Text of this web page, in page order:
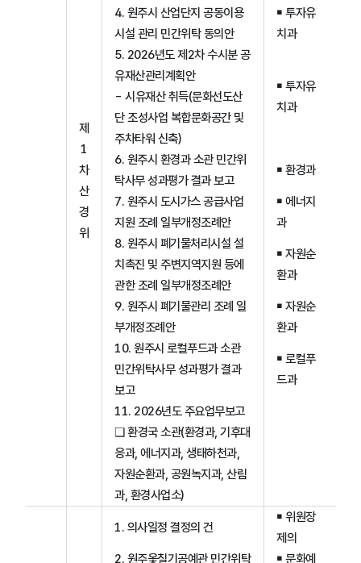
제
1
차
산
경
위
4. 원주시 산업단지 공동이용
시설 관리 민간위탁 동의안
￭ 투자유
치과
5. 2026년도 제2차 수시분 공
유재산관리계획안
- 시유재산 취득(문화선도산
단 조성사업 복합문화공간 및
주차타워 신축)
￭ 투자유
치과
6. 원주시 환경과 소관 민간위
탁사무 성과평가 결과 보고
￭ 환경과
7. 원주시 도시가스 공급사업
지원 조례 일부개정조례안
￭ 에너지
과
8. 원주시 폐기물처리시설 설
치촉진 및 주변지역지원 등에
관한 조례 일부개정조례안
￭ 자원순
환과
9. 원주시 폐기물관리 조례 일
부개정조례안
￭ 자원순
환과
10. 원주시 로컬푸드과 소관
민간위탁사무 성과평가 결과
보고
￭ 로컬푸
드과
11. 2026년도 주요업무보고
❑ 환경국 소관(환경과, 기후대
응과, 에너지과, 생태하천과,
자원순환과, 공원녹지과, 산림
과, 환경사업소)
1. 의사일정 결정의 건
￭ 위원장
제의
2. 원주옻칠기공예관 민간위탁
￭ 문화예